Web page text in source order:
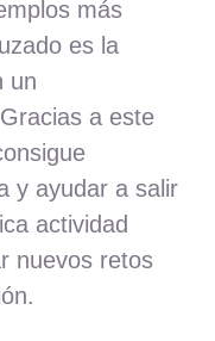
más
es la
un
a este
y ayudar a salir
actividad
nuevos retos
.